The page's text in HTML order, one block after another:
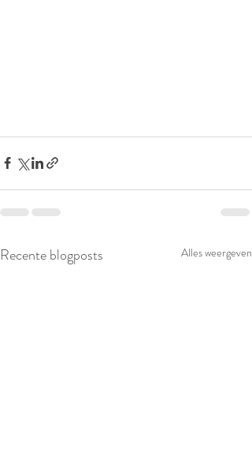
Recente blogposts Alles weergeven